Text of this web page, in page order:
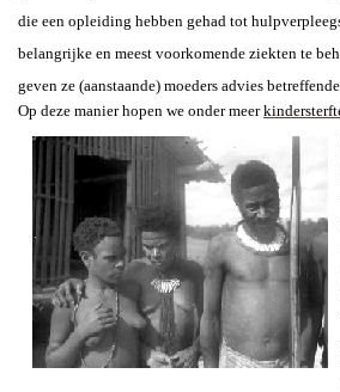
die een opleiding hebben gehad tot
belangrijke en meest voorkomende ziekten te
geven ze (aanstaande) moeders advies
Op deze manier hopen we onder meer